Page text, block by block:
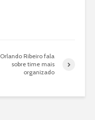
Orlando Ribeiro fala
sobre time mais
organizado